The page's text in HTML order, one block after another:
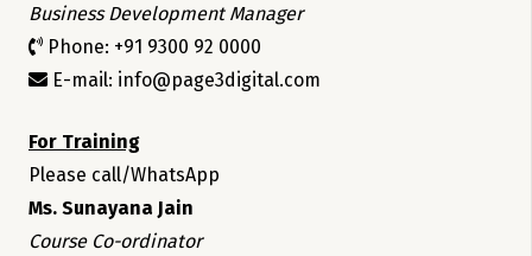
Business Development Manager
Phone: +91 9300 92 0000
E-mail: info@page3digital.com
For Training
Please call/WhatsApp
Ms. Sunayana Jain
Course Co-ordinator